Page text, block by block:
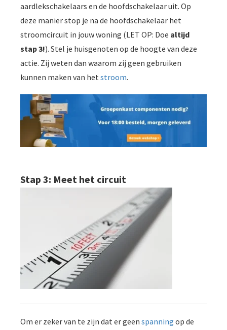
aardlekschakelaars en de hoofdschakelaar uit. Op
deze manier stop je na de hoofdschakelaar het
stroomcircuit in jouw woning (LET OP: Doe altijd
stap 3!). Stel je huisgenoten op de hoogte van deze
actie. Zij weten dan waarom zij geen gebruiken
kunnen maken van het stroom.
Stap 3: Meet het circuit
Om er zeker van te zijn dat er geen spanning op de